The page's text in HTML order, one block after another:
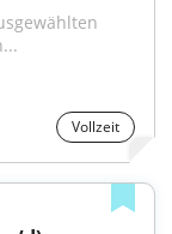
Vollzeit